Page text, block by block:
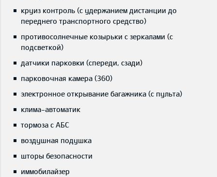
круиз контроль (с удержанием дистанции до
переднего транспортного средство)
противосолнечные козырьки с зеркалами (с
подсветкой)
датчики парковки (спереди, сзади)
парковочная камера (360)
электронное открывание багажника (с пульта)
клима-автоматик
тормоза с АБС
воздушная подушка
шторы безопасности
иммобилайзер